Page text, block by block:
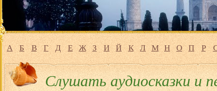
А Б В Г Д Е Ж З И Й К Л М Н О П Р
Слушать аудиосказки и